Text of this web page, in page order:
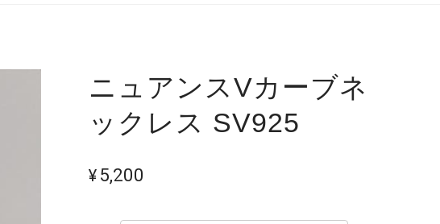
ニュアンスVカーブネ
ックレス SV925
¥5,200